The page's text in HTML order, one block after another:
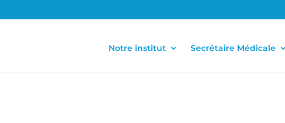
Notre institut Secrétaire Médicale